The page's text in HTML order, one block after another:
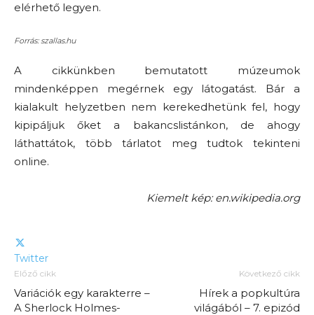
elérhető legyen.
Forrás: szallas.hu
A cikkünkben bemutatott múzeumok
mindenképpen megérnek egy látogatást. Bár a
kialakult helyzetben nem kerekedhetünk fel, hogy
kipipáljuk őket a bakancslistánkon, de ahogy
láthattátok, több tárlatot meg tudtok tekinteni
online.
Kiemelt kép: en.wikipedia.org
Twitter
Előző cikk
Variációk egy karakterre –
A Sherlock Holmes-
Következő cikk
Hírek a popkultúra
világából – 7. epizód